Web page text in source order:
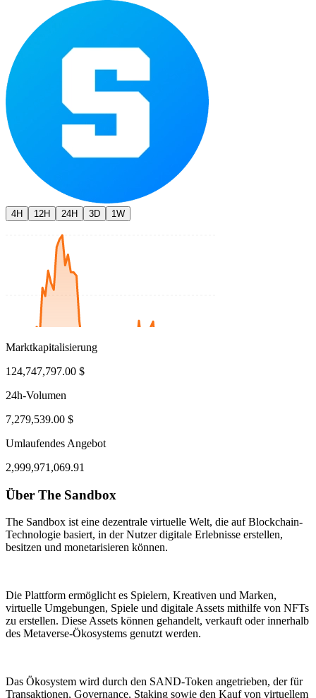
4H 12H 24H 3D 1W
3, 10:27 AM
Marktkapitalisierung
124,747,797.00 $
24h-Volumen
7,279,539.00 $
Umlaufendes Angebot
2,999,971,069.91
Über The Sandbox
The Sandbox ist eine dezentrale virtuelle Welt, die auf Blockchain-
Technologie basiert, in der Nutzer digitale Erlebnisse erstellen,
besitzen und monetarisieren können.
Die Plattform ermöglicht es Spielern, Kreativen und Marken,
virtuelle Umgebungen, Spiele und digitale Assets mithilfe von NFTs
zu erstellen. Diese Assets können gehandelt, verkauft oder innerhalb
des Metaverse-Ökosystems genutzt werden.
Das Ökosystem wird durch den SAND-Token angetrieben, der für
Transaktionen, Governance, Staking sowie den Kauf von virtuellem